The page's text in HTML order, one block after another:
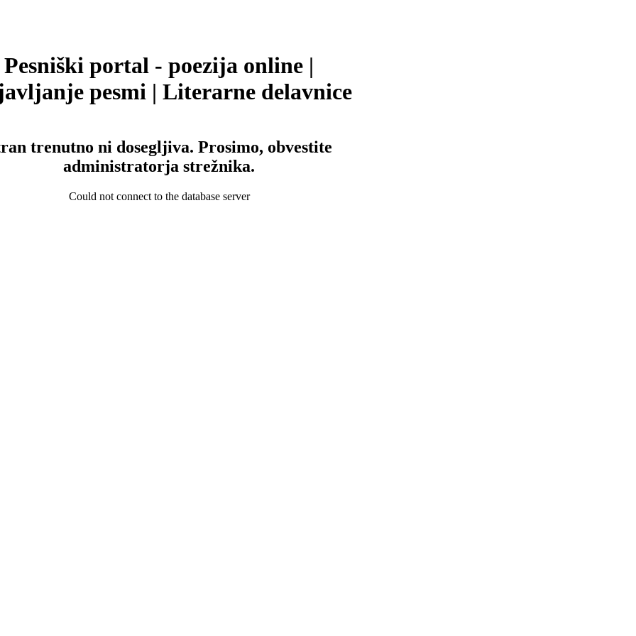
Pesniški portal - poezija online |
pesmi | Literarne delavnice
trenutno ni dosegljiva. Prosimo, obvestite
administratorja strežnika.
Could not connect to the database server